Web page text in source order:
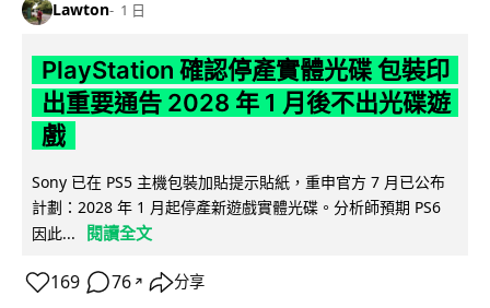
Lawton 1 日
PlayStation 確認停產實體光碟 包裝印
出重要通告 2028 年 1 月後不出光碟遊
戲
Sony 已在 PS5 主機包裝加貼提示貼紙，重申官方 7 月已公布
計劃：2028 年 1 月起停產新遊戲實體光碟。分析師預期 PS6
因此...
閱讀全文
169 76 ↗ 分享